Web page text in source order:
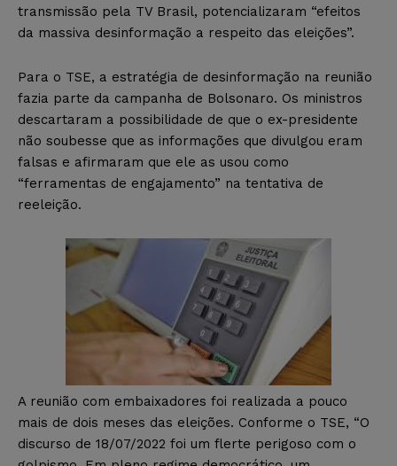
transmissão pela TV Brasil, potencializaram “efeitos
da massiva desinformação a respeito das eleições”.
Para o TSE, a estratégia de desinformação na reunião
fazia parte da campanha de Bolsonaro. Os ministros
descartaram a possibilidade de que o ex-presidente
não soubesse que as informações que divulgou eram
falsas e afirmaram que ele as usou como
“ferramentas de engajamento” na tentativa de
reeleição.
A reunião com embaixadores foi realizada a pouco
mais de dois meses das eleições. Conforme o TSE, “O
discurso de 18/07/2022 foi um flerte perigoso com o